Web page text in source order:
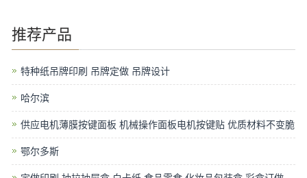
推荐产品
特种纸吊牌印刷 吊牌定做 吊牌设计
哈尔滨
供应电机薄膜按键面板 机械操作面板电机按键贴 优质材料不变脆
鄂尔多斯